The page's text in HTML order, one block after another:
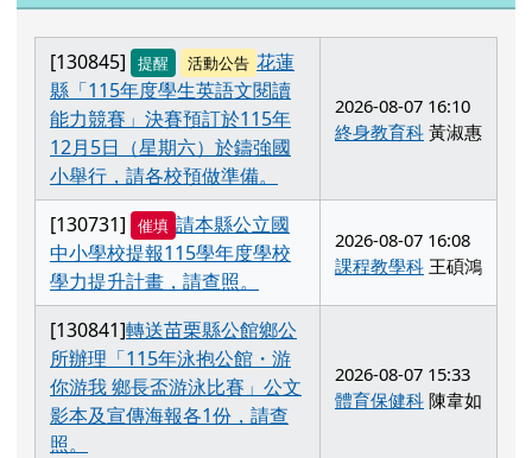
[130845] 提醒 活動公告 花蓮
縣「115年度學生英語文閱讀
能力競賽」決賽預訂於115年
12月5日（星期六）於鑄強國
小舉行，請各校預做準備。
2026-08-07 16:10
終身教育科 黃淑惠
[130731] 催填 請本縣公立國
中小學校提報115學年度學校
學力提升計畫，請查照。
2026-08-07 16:08
課程教學科 王碩鴻
[130841]轉送苗栗縣公館鄉公
所辦理「115年泳抱公館・游
你游我 鄉長盃游泳比賽」公文
影本及宣傳海報各1份，請查
照。
2026-08-07 15:33
體育保健科 陳韋如